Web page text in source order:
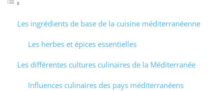
Les ingrédients de base de la cuisine méditerranéenne
Les herbes et épices essentielles
Les différentes cultures culinaires de la Méditerranée
Influences culinaires des pays méditerranéens